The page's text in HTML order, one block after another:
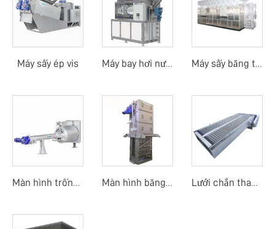
Máy sấy ép vis Máy bay hơi nước thải Máy sấy băng tải nhiệt độ thấp bằng bơm nhiệt
Màn hình trống quay mịn Màn hình băng dòng trung tâm Lưới chắn thanh mảnh